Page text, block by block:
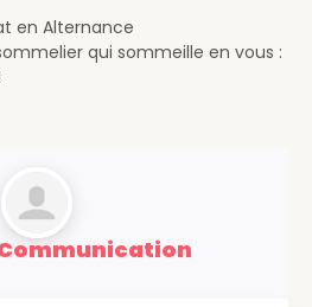
en Alternance
qui sommeille en vous :